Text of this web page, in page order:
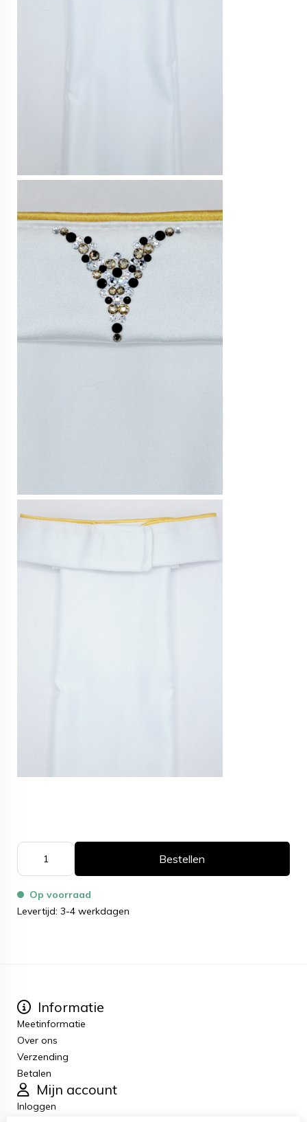
Bestellen
Op voorraad
Levertijd: 3-4 werkdagen
Informatie
Meetinformatie
Over ons
Verzending
Betalen
Mijn account
Inloggen